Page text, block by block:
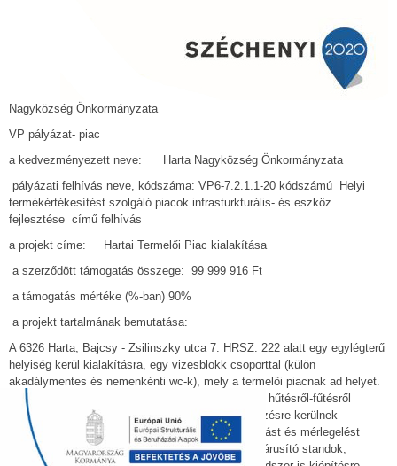
Nagyközség Önkormányzata
VP pályázat- piac
a kedvezményezett neve: Harta Nagyközség Önkormányzata
pályázati felhívás neve, kódszáma: VP6-7.2.1.1-20 kódszámú Helyi
termékértékesítést szolgáló piacok infrasturkturális- és eszköz
fejlesztése című felhívás
a projekt címe: Hartai Termelői Piac kialakítása
a szerződött támogatás összege: 99 999 916 Ft
a támogatás mértéke (%-ban) 90%
a projekt tartalmának bemutatása:
A 6326 Harta, Bajcsy - Zsilinszky utca 7. HRSZ: 222 alatt egy egylégterű
helyiség kerül kialakításra, egy vizesblokk csoporttal (külön
akadálymentes és nemenkénti wc-k), mely a termelői piacnak ad helyet.
Az épület energiaigényét napelem fogja fedezni, a hűtésről-fűtésről
hőszivattyús rendszer gondoskodik majd. Beszerzésre kerülnek
eszközök a piac működtetéséhez (ki-, és berakodást és mérlegelést
segítő eszközök), továbbá egy hűtő, asztalok és árusító standok,